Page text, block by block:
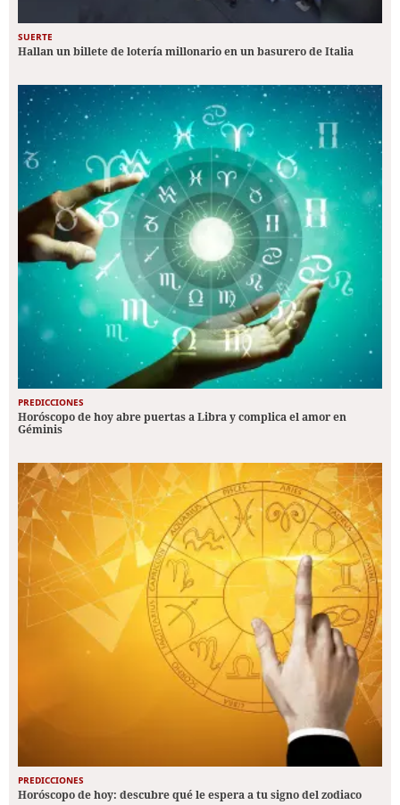
SUERTE
Hallan un billete de lotería millonario en un basurero de Italia
PREDICCIONES
Horóscopo de hoy abre puertas a Libra y complica el amor en
Géminis
PREDICCIONES
Horóscopo de hoy: descubre qué le espera a tu signo del zodiaco